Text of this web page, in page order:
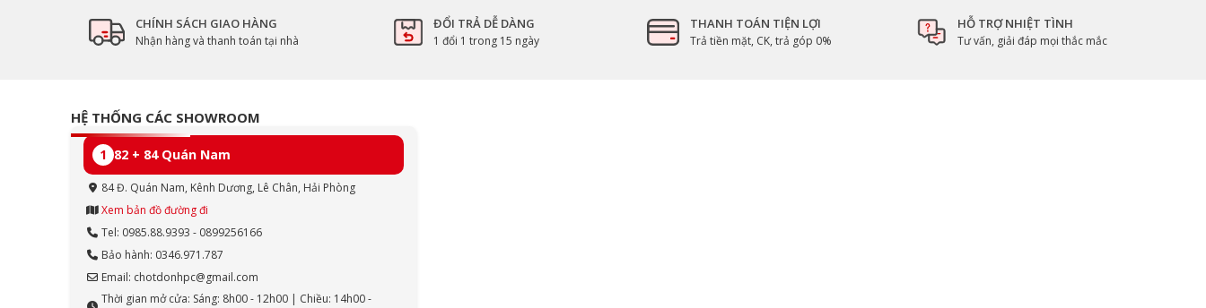
CHÍNH SÁCH GIAO HÀNG
Nhận hàng và thanh toán tại nhà
ĐỔI TRẢ DỄ DÀNG
1 đổi 1 trong 15 ngày
THANH TOÁN TIỆN LỢI
Trả tiền mặt, CK, trả góp 0%
HỖ TRỢ NHIỆT TÌNH
Tư vấn, giải đáp mọi thắc mắc
HỆ THỐNG CÁC SHOWROOM
1 82 + 84 Quán Nam
84 Đ. Quán Nam, Kênh Dương, Lê Chân, Hải Phòng
Xem bản đồ đường đi
Tel: 0985.88.9393 - 0899256166
Bảo hành: 0346.971.787
Email: chotdonhpc@gmail.com
Thời gian mở cửa: Sáng: 8h00 - 12h00 | Chiều: 14h00 -